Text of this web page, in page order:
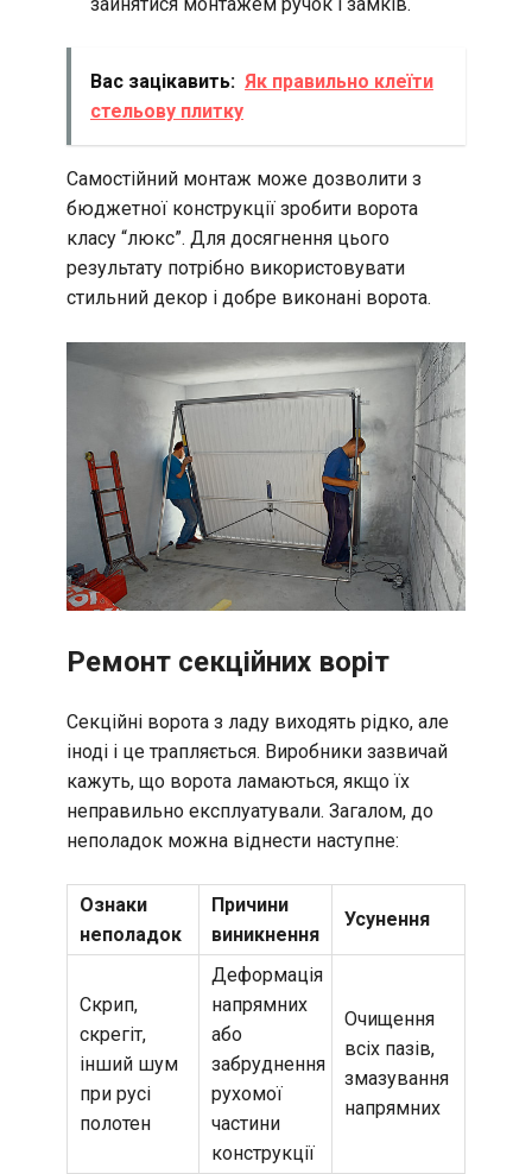
зайнятися монтажем ручок і замків.
Вас зацікавить: Як правильно клеїти
стельову плитку
Самостійний монтаж може дозволити з
бюджетної конструкції зробити ворота
класу “люкс”. Для досягнення цього
результату потрібно використовувати
стильний декор і добре виконані ворота.
Ремонт секційних воріт
Секційні ворота з ладу виходять рідко, але
іноді і це трапляється. Виробники зазвичай
кажуть, що ворота ламаються, якщо їх
неправильно експлуатували. Загалом, до
неполадок можна віднести наступне:
Ознаки
неполадок
Причини
виникнення
Усунення
Скрип,
скрегіт,
інший шум
при русі
полотен
Деформація
напрямних
або
забруднення
рухомої
частини
конструкції
Очищення
всіх пазів,
змазування
напрямних